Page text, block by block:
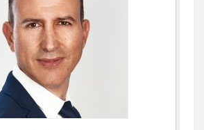
אייל בן שושן, עורך דין
פלילי מעצרים וחקירות
נוער רישום פלילי
0522763105
עו"ד שלומי שרון
צבאי מעצרים